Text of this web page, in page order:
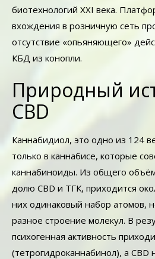
биотехнологий ХХI века.
вхождения в розничную сеть
отсутствие «опьяняющего»
КБД из конопли.
Природный
CBD
Каннабидиол, это одно из 124
только в каннабисе, которые
каннабиноиды. Из общего
долю CBD и ТГК, приходится
них одинаковый набор атомов,
разное строение молекул. В
психогенная активность
(тетрогидроканнабинол), а CBD